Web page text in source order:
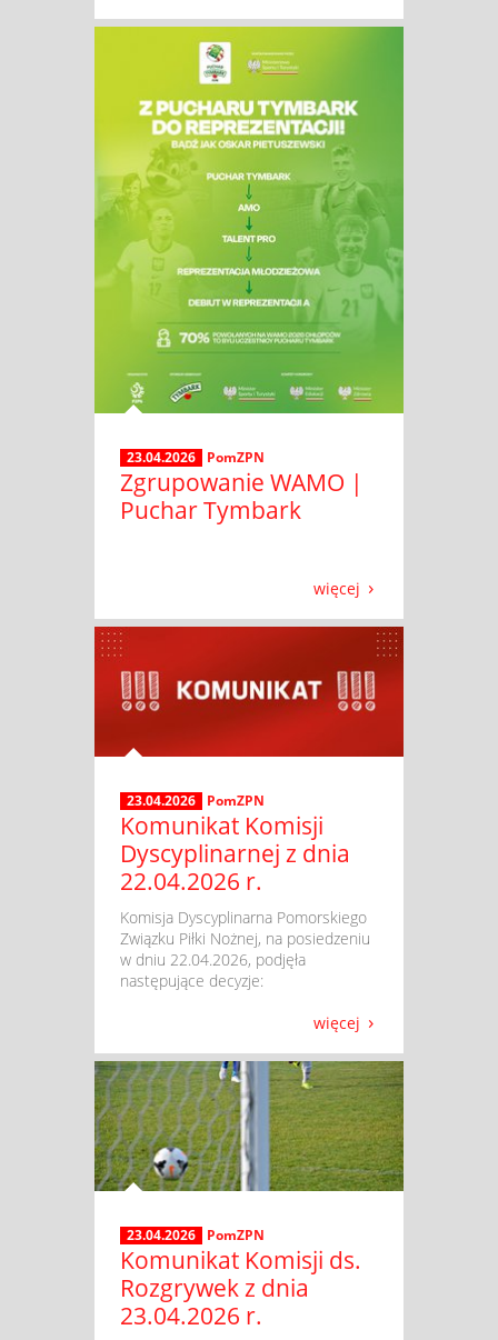
23.04.2026 PomZPN
Zgrupowanie WAMO |
Puchar Tymbark
więcej
23.04.2026 PomZPN
Komunikat Komisji
Dyscyplinarnej z dnia
22.04.2026 r.
​ Komisja Dyscyplinarna Pomorskiego
Związku Piłki Nożnej, na posiedzeniu
w dniu 22.04.2026, podjęła
następujące decyzje:
więcej
23.04.2026 PomZPN
Komunikat Komisji ds.
Rozgrywek z dnia
23.04.2026 r.